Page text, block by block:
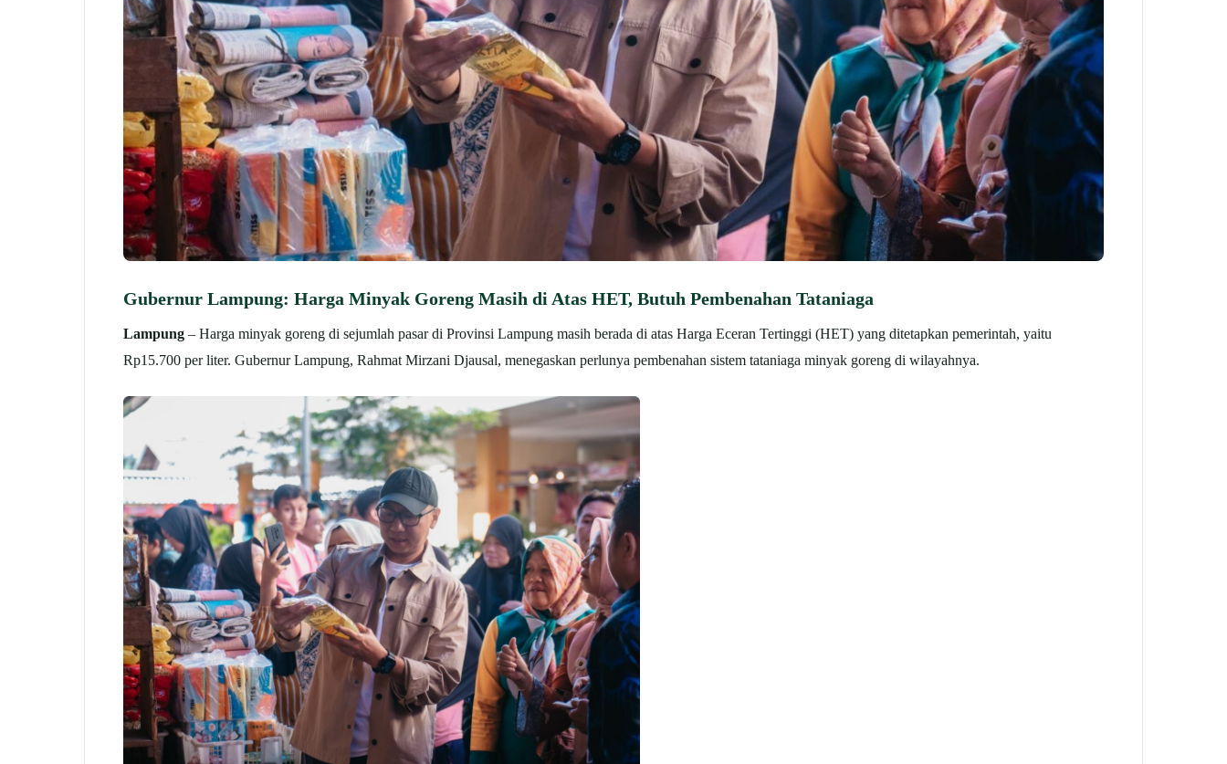
Gubernur Lampung: Harga Minyak Goreng Masih di Atas HET, Butuh Pembenahan Tataniaga
Lampung – Harga minyak goreng di sejumlah pasar di Provinsi Lampung masih berada di atas Harga Eceran Tertinggi (HET) yang ditetapkan pemerintah, yaitu
Rp15.700 per liter. Gubernur Lampung, Rahmat Mirzani Djausal, menegaskan perlunya pembenahan sistem tataniaga minyak goreng di wilayahnya.